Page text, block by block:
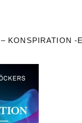
KONSPIRATION -